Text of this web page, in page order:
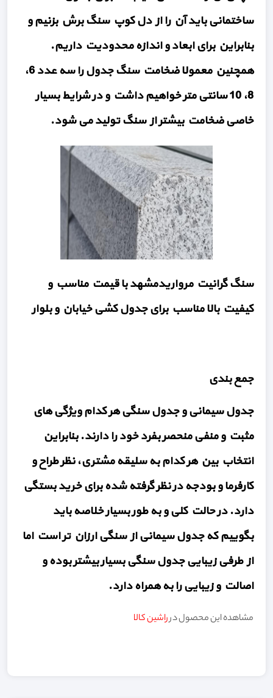
ساختمانی باید آن را از دل کوپ سنگ برش بزنیم و
بنابراین برای ابعاد و اندازه محدودیت داریم.
همچنین معمولا ضخامت سنگ جدول را سه عدد 6،
8، 10 سانتی متر خواهیم داشت و در شرایط بسیار
خاصی ضخامت بیشتر از سنگ تولید می شود.
سنگ گرانیتمرواریدمشهد با قیمت مناسب و
کیفیت بالا مناسب برای جدول کشی خیابان و بلوار
جمع بندی
جدول سیمانی و جدول سنگی هر کدام ویژگی های
مثبت و منفی منحصر بفرد خود را دارند. بنابراین
انتخاب بین هر کدام به سلیقه مشتری، نظر طراح و
کارفرما و بودجه در نظر گرفته شده برای خرید بستگی
دارد. در حالت کلی و به طور بسیار خلاصه باید
بگوییم که جدول سیمانی از سنگی ارزان تر است اما
از طرفی زیبایی جدول سنگی بسیار بیشتر بوده و
اصالت و زیبایی را به همراه دارد.
مشاهده این محصول درراشین کالا